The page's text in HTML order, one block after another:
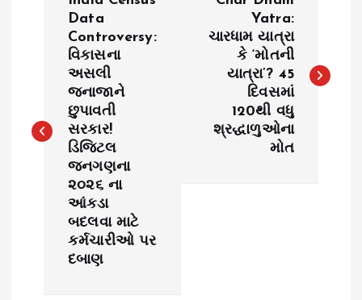
n
Data
Controversy:
વિકાસના
અસલી
જનાજાને
છુપાવતી
સરકાર!
ડિજિટલ
જનગણના
૨૦૨૬ ના
આંકડા
બદલવા માટે
કર્મચારીઓ પર
દબાણ
Yatra:
ચારધામ યાત્રા
કે ‘મોતની
યાત્રા’? 45
દિવસમાં
120થી વધુ
શ્રદ્ધાળુઓના
મોત